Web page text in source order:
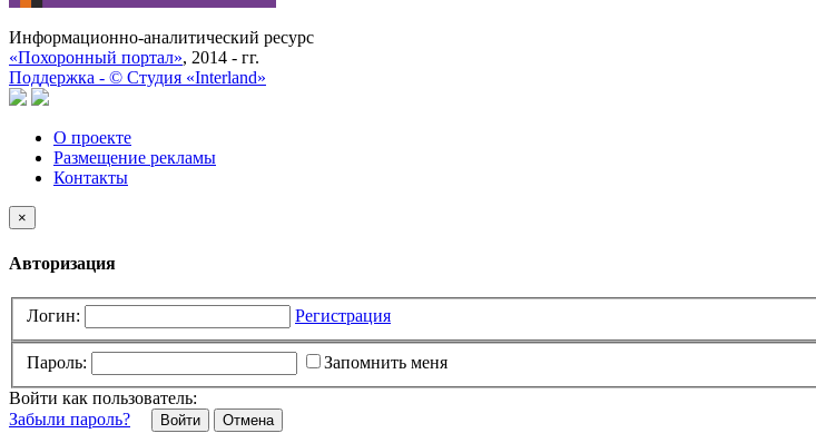
Информационно-аналитический ресурс
«Похоронный портал», 2014 - гг.
Поддержка - © Cтудия «Interland»
О проекте
Размещение рекламы
Контакты
×
Авторизация
Логин: Регистрация
Пароль:
Запомнить меня
Войти как пользователь:
Забыли пароль?
Отмена